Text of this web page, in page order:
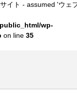
イト - assumed 'ウェ
wp-
on line 35